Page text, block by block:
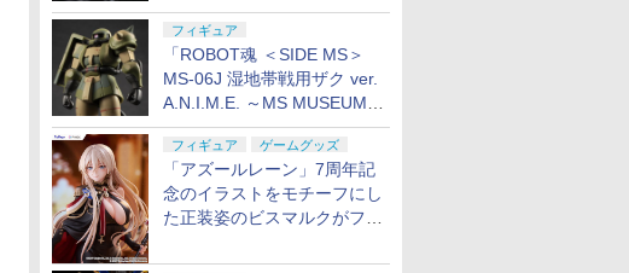
ード」の再販分が8月7日11
時より予約開始！
フィギュア
「ROBOT魂 ＜SIDE MS＞
MS-06J 湿地帯戦用ザク ver.
A.N.I.M.E. ～MS MUSEUM
～」がプレバンにて8月7日
16時より予約開始！
フィギュア ゲームグッズ
「アズールレーン」7周年記
念のイラストをモチーフにし
た正装姿のビスマルクがフィ